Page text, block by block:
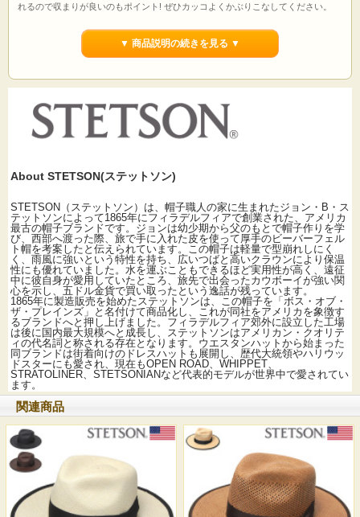
れるので収まりが良いのもポイント! ぜひカッコよくかぶりこなしてください。
編み・加工の色むらの見えるものもあります。
サイズ：58cm・60cm 素材：分類外繊維(紙)・ポリプロピレン・ポリエステル カ
▼ 商品説明の続きを見る ▼
About STETSON(ステットソン)
STETSON（ステットソン）は、帽子職人の家に生まれたジョン・B・ス
テットソンによって1865年にフィラデルフィアで創業された、アメリカ
最古の帽子ブランドです。ジョンは幼少期から父のもとで帽子作りを学
び、西部へ渡った際、旅で手に入れた皮を使って厚手のビーバーフェル
ト帽を考案したと伝えられています。この帽子は軽量で型崩れしにく
く、雨風に強いという特性を持ち、広いつばと高いクラウンにより保温
性にも優れていました。水を運ぶこともできるほど実用性が高く、遠征
中に彼自身が愛用していたところ、旅先で出会ったカウボーイが強い関
心を示し、五ドル金貨で買い取ったという逸話が残っています。
1865年に製造販売を始めたステットソンは、この帽子を「ボス・オブ・
ザ・プレインズ」と名付けて商品化し、これが同社をアメリカを象徴す
るブランドへと押し上げました。フィラデルフィア郊外に設立した工場
は後に国内最大規模へと成長し、ステットソンはアメリカン・クオリテ
ィの代名詞と称される存在となります。ウエスタンハットから始まった
同ブランドは街着向けのドレスハットも展開し、歴代大統領やハリウッ
ドスターにも愛され、現在もOPEN ROAD、WHIPPET、
STRATOLINER、STETSONIANなど代表的モデルが世界中で愛されてい
ます。
関連商品